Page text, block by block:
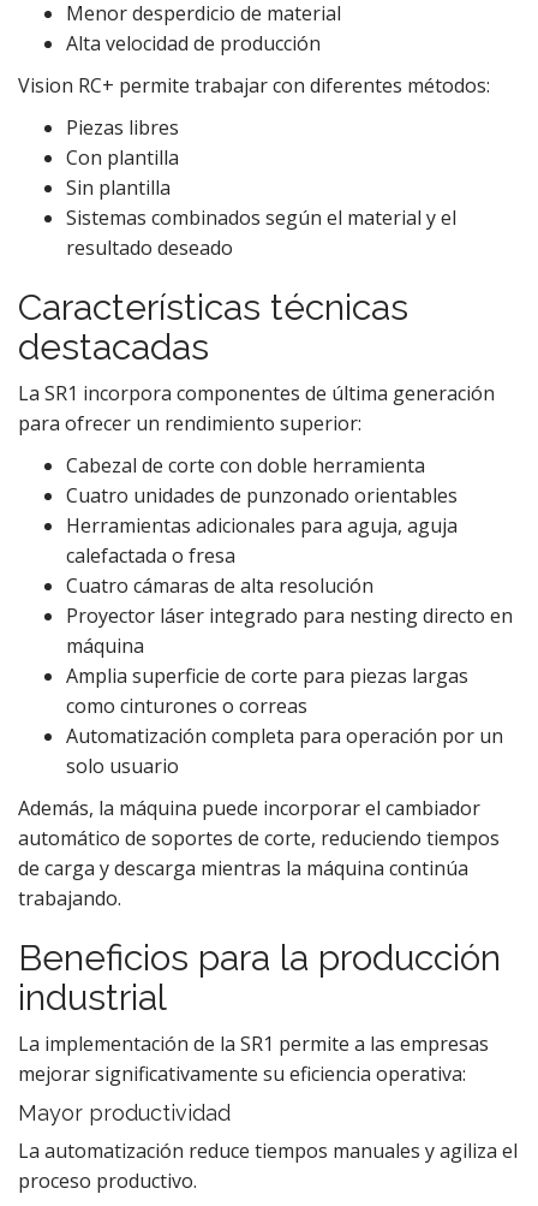
Menor desperdicio de material
Alta velocidad de producción
Vision RC+ permite trabajar con diferentes métodos:
Piezas libres
Con plantilla
Sin plantilla
Sistemas combinados según el material y el
resultado deseado
Características técnicas
destacadas
La SR1 incorpora componentes de última generación
para ofrecer un rendimiento superior:
Cabezal de corte con doble herramienta
Cuatro unidades de punzonado orientables
Herramientas adicionales para aguja, aguja
calefactada o fresa
Cuatro cámaras de alta resolución
Proyector láser integrado para nesting directo en
máquina
Amplia superficie de corte para piezas largas
como cinturones o correas
Automatización completa para operación por un
solo usuario
Además, la máquina puede incorporar el cambiador
automático de soportes de corte, reduciendo tiempos
de carga y descarga mientras la máquina continúa
trabajando.
Beneficios para la producción
industrial
La implementación de la SR1 permite a las empresas
mejorar significativamente su eficiencia operativa:
Mayor productividad
La automatización reduce tiempos manuales y agiliza el
proceso productivo.